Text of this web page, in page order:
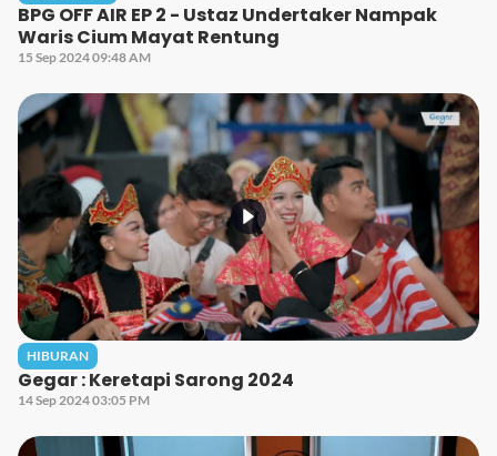
BPG OFF AIR EP 2 - Ustaz Undertaker Nampak
Waris Cium Mayat Rentung
15 Sep 2024 09:48 AM
HIBURAN
Gegar : Keretapi Sarong 2024
14 Sep 2024 03:05 PM